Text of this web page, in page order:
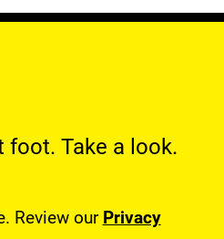
foot. Take a look.
Review our Privacy